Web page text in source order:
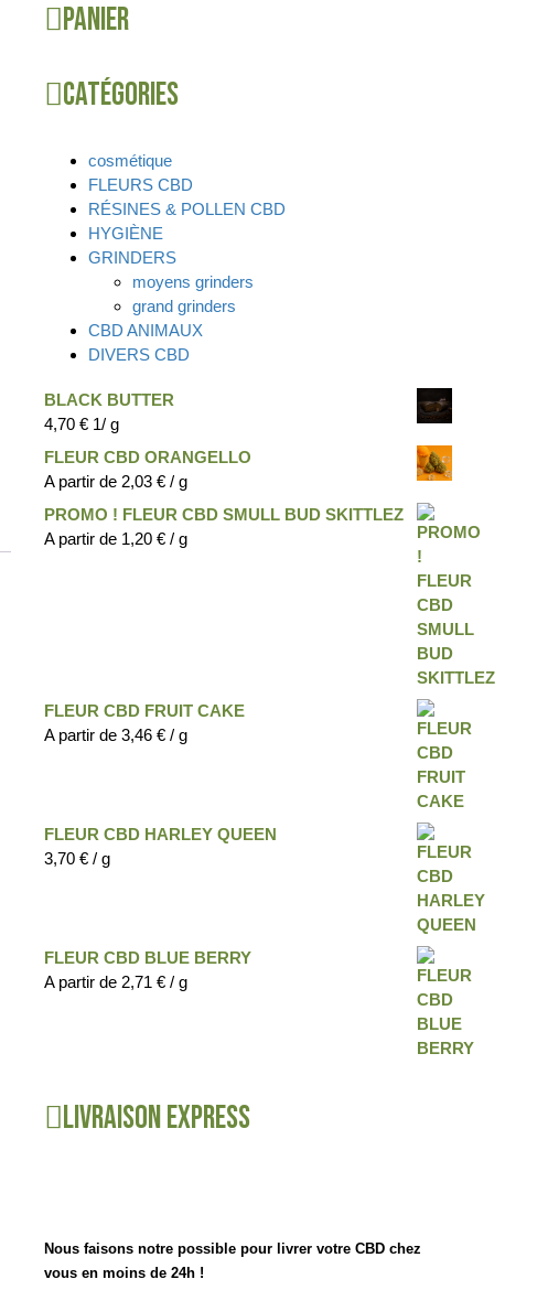
Panier
Catégories
cosmétique
FLEURS CBD
RÉSINES & POLLEN CBD
HYGIÈNE
GRINDERS
moyens grinders
grand grinders
CBD ANIMAUX
DIVERS CBD
BLACK BUTTER
4,70 € 1/ g
FLEUR CBD ORANGELLO
A partir de 2,03 € / g
PROMO ! FLEUR CBD SMULL BUD SKITTLEZ
A partir de 1,20 € / g
FLEUR CBD FRUIT CAKE
A partir de 3,46 € / g
FLEUR CBD HARLEY QUEEN
3,70 € / g
FLEUR CBD BLUE BERRY
A partir de 2,71 € / g
Livraison express
Nous faisons notre possible pour livrer votre CBD chez
vous en moins de 24h !